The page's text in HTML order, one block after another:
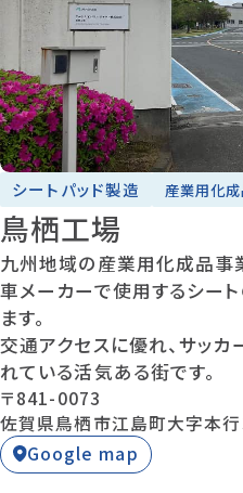
シートパッド製造 産業用化
鳥栖工場
九州地域の産業用化成品事
車メーカーで使用するシー
ます。
交通アクセスに優れ、サッカ
れている活気ある街です。
〒841-0073
佐賀県鳥栖市江島町大字本
Google map